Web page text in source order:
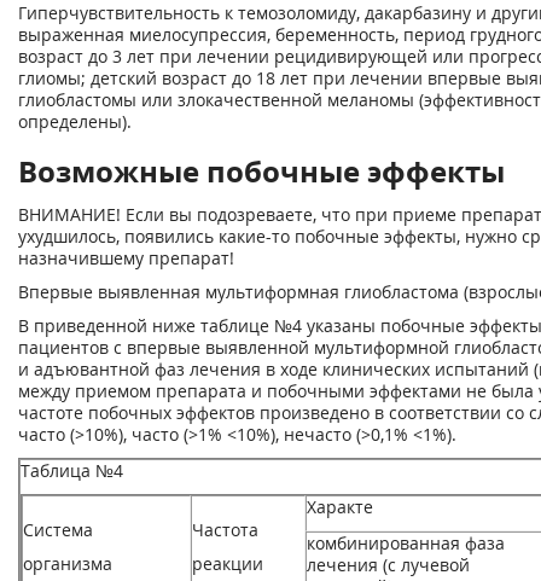
Гиперчувствительность к темозоломиду, дакарбазину и
выраженная миелосупрессия, беременность, период
возраст до 3 лет при лечении рецидивирующей или
глиомы; детский возраст до 18 лет при лечении впервые
глиобластомы или злокачественной меланомы
определены).
Возможные побочные эффекты
ВНИМАНИЕ! Если вы подозреваете, что при приеме
ухудшилось, появились какие-то побочные эффекты, нужно
назначившему препарат!
Впервые выявленная мультиформная глиобластома
В приведенной ниже таблице №4 указаны побочные
пациентов с впервые выявленной мультиформной
и адъювантной фаз лечения в ходе клинических испытаний
между приемом препарата и побочными эффектами не была
частоте побочных эффектов произведено в соответствии
часто (>10%), часто (>1% <10%), нечасто (>0,1% <1%).
Таблица №4
Система
организма
Частота
реакции
Характе
комбинированная фаза
лечения (с лучевой